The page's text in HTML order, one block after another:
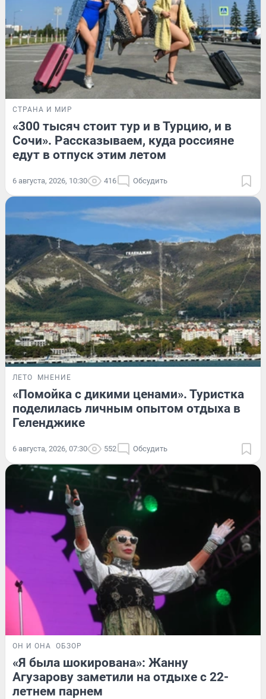
СТРАНА И МИР
«300 тысяч стоит тур и в Турцию, и в
Сочи». Рассказываем, куда россияне
едут в отпуск этим летом
6 августа, 2026, 10:30 416 Обсудить
ЛЕТО МНЕНИЕ
«Помойка с дикими ценами». Туристка
поделилась личным опытом отдыха в
Геленджике
6 августа, 2026, 07:30 552 Обсудить
ОН И ОНА ОБЗОР
«Я была шокирована»: Жанну
Агузарову заметили на отдыхе с 22-
летнем парнем